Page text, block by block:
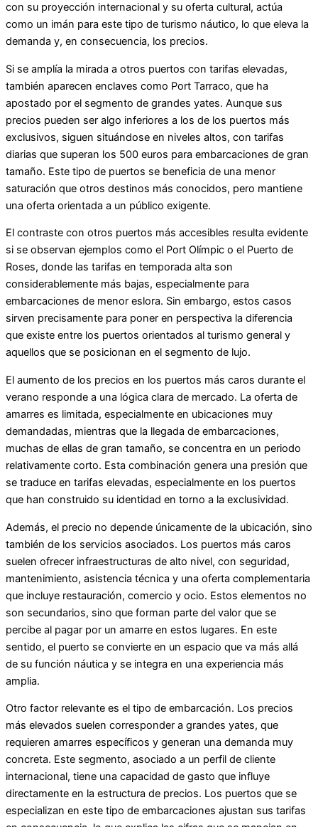
con su proyección internacional y su oferta cultural, actúa
como un imán para este tipo de turismo náutico, lo que eleva la
demanda y, en consecuencia, los precios.
Si se amplía la mirada a otros puertos con tarifas elevadas,
también aparecen enclaves como Port Tarraco, que ha
apostado por el segmento de grandes yates. Aunque sus
precios pueden ser algo inferiores a los de los puertos más
exclusivos, siguen situándose en niveles altos, con tarifas
diarias que superan los 500 euros para embarcaciones de gran
tamaño. Este tipo de puertos se beneficia de una menor
saturación que otros destinos más conocidos, pero mantiene
una oferta orientada a un público exigente.
El contraste con otros puertos más accesibles resulta evidente
si se observan ejemplos como el Port Olímpic o el Puerto de
Roses, donde las tarifas en temporada alta son
considerablemente más bajas, especialmente para
embarcaciones de menor eslora. Sin embargo, estos casos
sirven precisamente para poner en perspectiva la diferencia
que existe entre los puertos orientados al turismo general y
aquellos que se posicionan en el segmento de lujo.
El aumento de los precios en los puertos más caros durante el
verano responde a una lógica clara de mercado. La oferta de
amarres es limitada, especialmente en ubicaciones muy
demandadas, mientras que la llegada de embarcaciones,
muchas de ellas de gran tamaño, se concentra en un periodo
relativamente corto. Esta combinación genera una presión que
se traduce en tarifas elevadas, especialmente en los puertos
que han construido su identidad en torno a la exclusividad.
Además, el precio no depende únicamente de la ubicación, sino
también de los servicios asociados. Los puertos más caros
suelen ofrecer infraestructuras de alto nivel, con seguridad,
mantenimiento, asistencia técnica y una oferta complementaria
que incluye restauración, comercio y ocio. Estos elementos no
son secundarios, sino que forman parte del valor que se
percibe al pagar por un amarre en estos lugares. En este
sentido, el puerto se convierte en un espacio que va más allá
de su función náutica y se integra en una experiencia más
amplia.
Otro factor relevante es el tipo de embarcación. Los precios
más elevados suelen corresponder a grandes yates, que
requieren amarres específicos y generan una demanda muy
concreta. Este segmento, asociado a un perfil de cliente
internacional, tiene una capacidad de gasto que influye
directamente en la estructura de precios. Los puertos que se
especializan en este tipo de embarcaciones ajustan sus tarifas